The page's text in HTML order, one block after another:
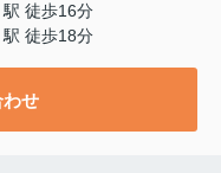
駅 徒歩16分
駅 徒歩18分
せ